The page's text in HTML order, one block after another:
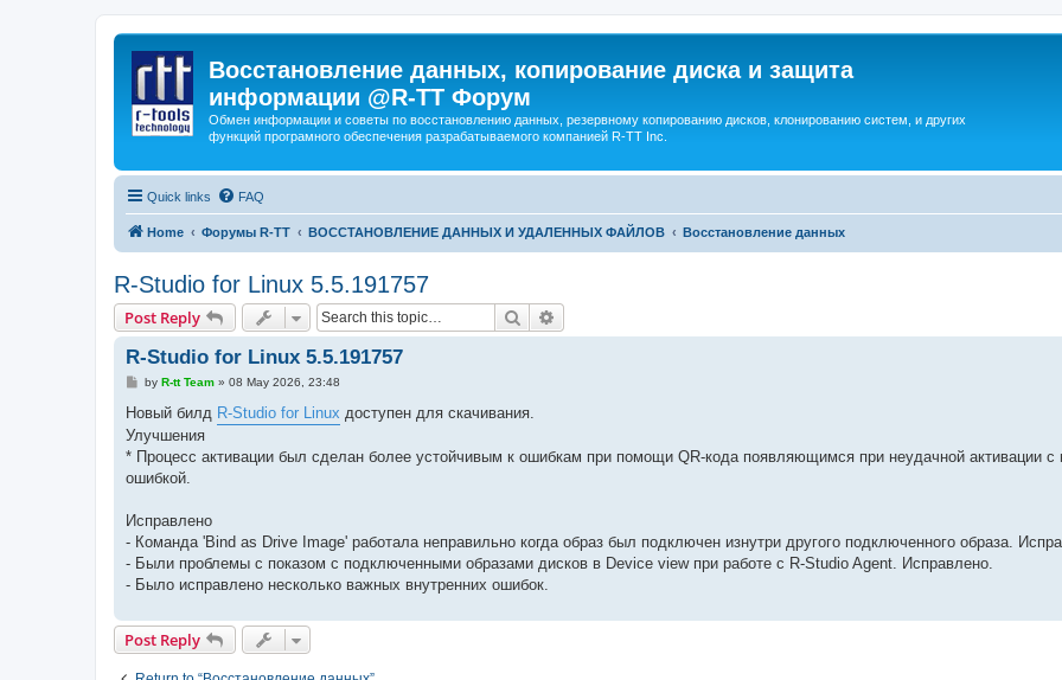
Восстановление данных, копирование диска и защита
информации @R-TT Форум
Обмен информации и советы по восстановлению данных, резервному копированию дисков, клонированию систем, и других
функций програмного обеспечения разрабатываемого компанией R-TT Inc.
Quick links FAQ
Home Форумы R-TT ВОССТАНОВЛЕНИЕ ДАННЫХ И УДАЛЕННЫХ ФАЙЛОВ Восстановление данных
R-Studio for Linux 5.5.191757
Post Reply Search
R-Studio for Linux 5.5.191757
P
s
by R-tt Team» 08 May 2026, 23:48
Новый билд R-Studio for Linux доступен для скачивания.
Улучшения
* Процесс активации был сделан более устойчивым к ошибкам при помощи QR-кода появляющимся при неудачной активации с
ошибкой.
Исправлено
- Команда 'Bind as Drive Image' работала неправильно когда образ был подключен изнутри другого подключенного образа.
- Были проблемы с показом с подключенными образами дисков в Device view при работе с R-Studio Agent. Исправлено.
- Было исправлено несколько важных внутренних ошибок.
Post Reply